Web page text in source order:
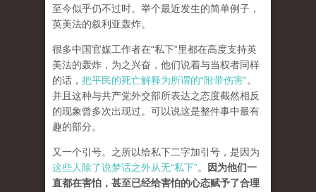
至今似乎仍不过时。举个最近发生的简单例子，
英美法的叙利亚轰炸。
很多中国官媒工作者在“私下”里都在高度支持英
美法的轰炸，为之兴奋，他们说着与当权者同样
的话， 把平民的死亡解释为所谓的“附带伤害”。
并且这种与共产党外交部所表达之态度截然相反
的现象曾多次出现过。可以说这是整件事中最有
趣的部分。
又一个引号。之所以给私下二字加引号，是因为
这些人除了说梦话之外从无“私下”。
因为他们一
直都在害怕，甚至已经给害怕的心态赋予了合理